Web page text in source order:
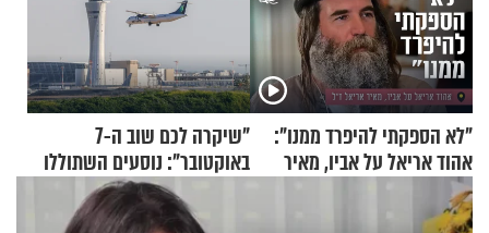
"לא הספקתי להיפרד ממנו":
אהוד אריאל על אביו, מאיר
אריאל ז"ל
"שיקרה לכם שוב ה-7
באוקטובר": נוסעים השתוללו
בטיסה לפרנקפורט ונעצרו
לאחר שתקפו שוטרים